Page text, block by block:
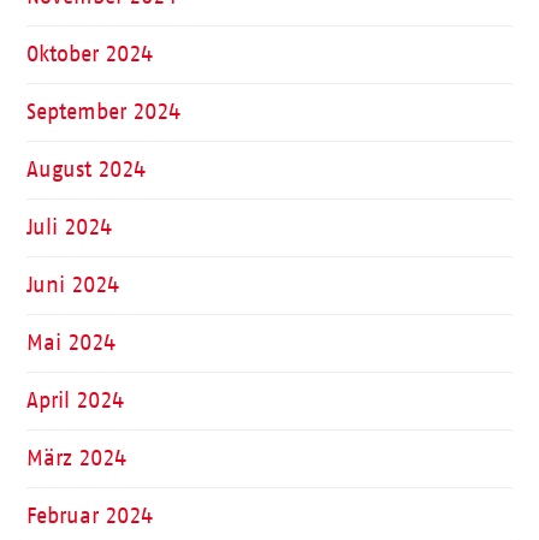
Oktober 2024
September 2024
August 2024
Juli 2024
Juni 2024
Mai 2024
April 2024
März 2024
Februar 2024